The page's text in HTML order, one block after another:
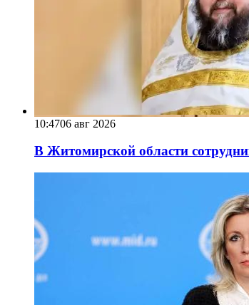
10:4706 авг 2026
В Житомирской области